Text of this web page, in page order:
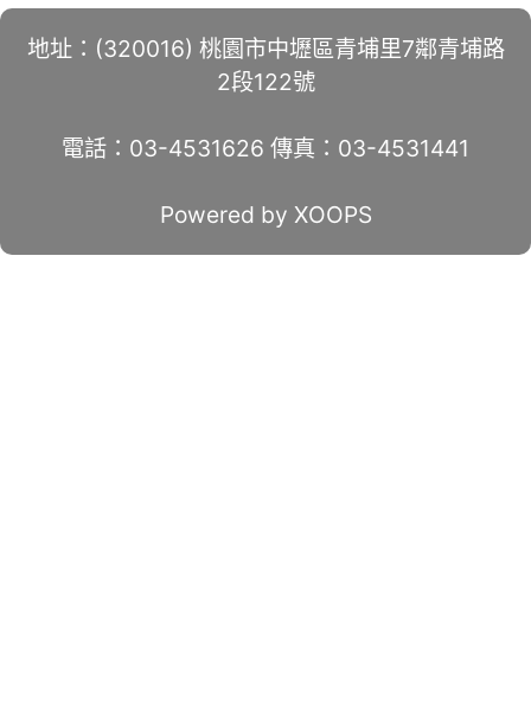
地址：(320016) 桃園市中壢區青埔里7鄰青埔路
2段122號
電話：03-4531626 傳真：03-4531441
Powered by XOOPS